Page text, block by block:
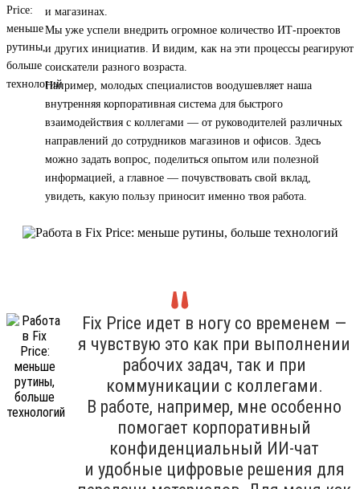
и магазинах.
Мы уже успели внедрить огромное количество ИТ-проектов
и других инициатив. И видим, как на эти процессы реагируют
соискатели разного возраста.
Например, молодых специалистов воодушевляет наша
внутренняя корпоративная система для быстрого
взаимодействия с коллегами — от руководителей различных
направлений до сотрудников магазинов и офисов. Здесь
можно задать вопрос, поделиться опытом или полезной
информацией, а главное — почувствовать свой вклад,
увидеть, какую пользу приносит именно твоя работа.
Fix Price идет в ногу со временем —
я чувствую это как при выполнении
рабочих задач, так и при
коммуникации с коллегами.
В работе, например, мне особенно
помогает корпоративный
конфиденциальный ИИ-чат
и удобные цифровые решения для